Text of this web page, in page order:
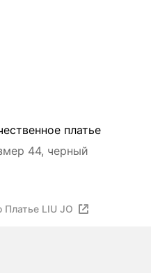
платье
44, черный
LIU JO